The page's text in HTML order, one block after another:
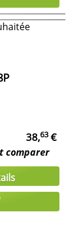
38,63€
comparer